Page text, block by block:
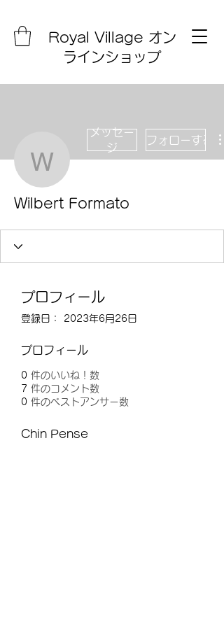
Royal Village オン
ラインショップ
Wilbert Formato
メッセー
ジ
フォローする
Wilbert Formato
プロフィール
登録日： 2023年6月26日
プロフィール
0 件のいいね！数
7 件のコメント数
0 件のベストアンサー数
Chin Pense